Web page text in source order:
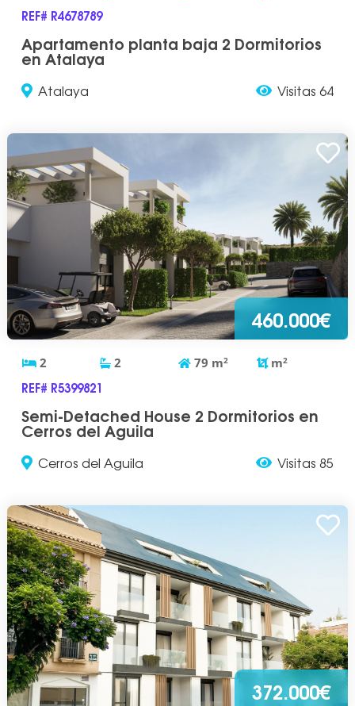
REF# R4678789
Apartamento planta baja 2 Dormitorios
en Atalaya
Atalaya Visitas 64
460.000€
2 2 79 m2 m2
REF# R5399821
Semi-Detached House 2 Dormitorios en
Cerros del Aguila
Cerros del Aguila Visitas 85
372.000€